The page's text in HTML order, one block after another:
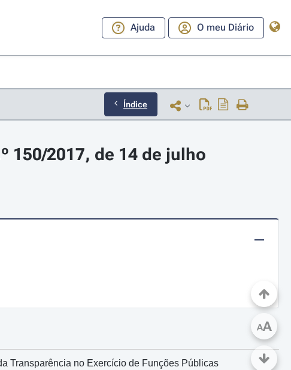
Ajuda O meu Diário
Índice
150/2017, de 14 de julho
Transparência no Exercício de Funções Públicas
AA